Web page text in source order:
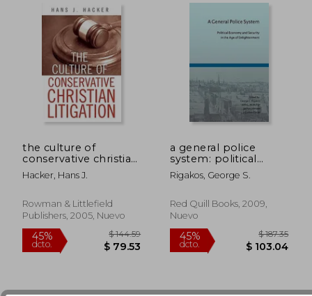
dcto.
45%
dcto.
the culture of
conservative christian
litigation (en Inglés)
Hacker, Hans J.
Rowman & Littlefield
Publishers, 2005, Nuevo
a general police
system: political
economy and security
in the age of
Inglés)
Rigakos, George S.
Red Quill Books, 2009,
Nuevo